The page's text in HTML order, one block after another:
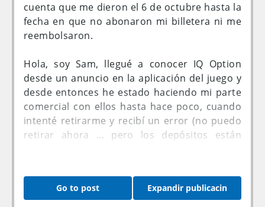
cuenta que me dieron el 6 de octubre hasta la
fecha en que no abonaron mi billetera ni me
reembolsaron.
Hola, soy Sam, llegué a conocer IQ Option
desde un anuncio en la aplicación del juego y
desde entonces he estado haciendo mi parte
comercial con ellos hasta hace poco, cuando
intenté retirarme y recibí un error (no puedo
retirar ahora ... pero los depósitos están
Exposiciones como estas y muchas mas sobre
IQ Option las encontraras en la plataforma de
Go to post Expandir publicacin